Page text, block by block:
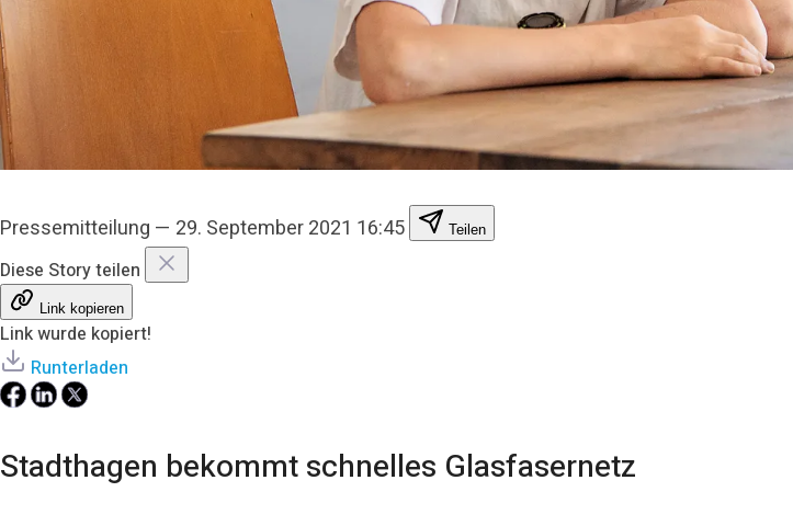
Pressemitteilung — 29. September 2021 16:45 Teilen
Diese Story teilen
Link kopieren
Link wurde kopiert!
Runterladen
Stadthagen bekommt schnelles Glasfasernetz